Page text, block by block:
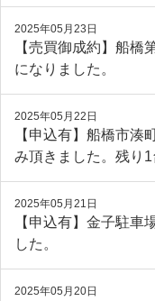
2025年05月23日
【売買御成約】船橋
になりました。
2025年05月22日
【申込有】船橋市湊
み頂きました。残り1
2025年05月21日
【申込有】金子駐車
した。
2025年05月20日